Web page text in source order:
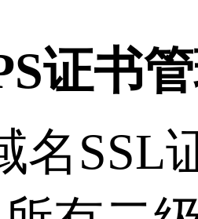
证书
名SSL